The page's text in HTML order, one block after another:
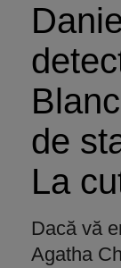
de
La
Dacă vă
Agatha